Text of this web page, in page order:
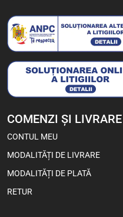
COMENZI ȘI LIVRARE
CONTUL MEU
MODALITĂȚI DE LIVRARE
MODALITĂȚI DE PLATĂ
RETUR